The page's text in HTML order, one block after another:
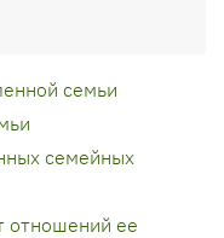
семьи
семейных
отношений ее